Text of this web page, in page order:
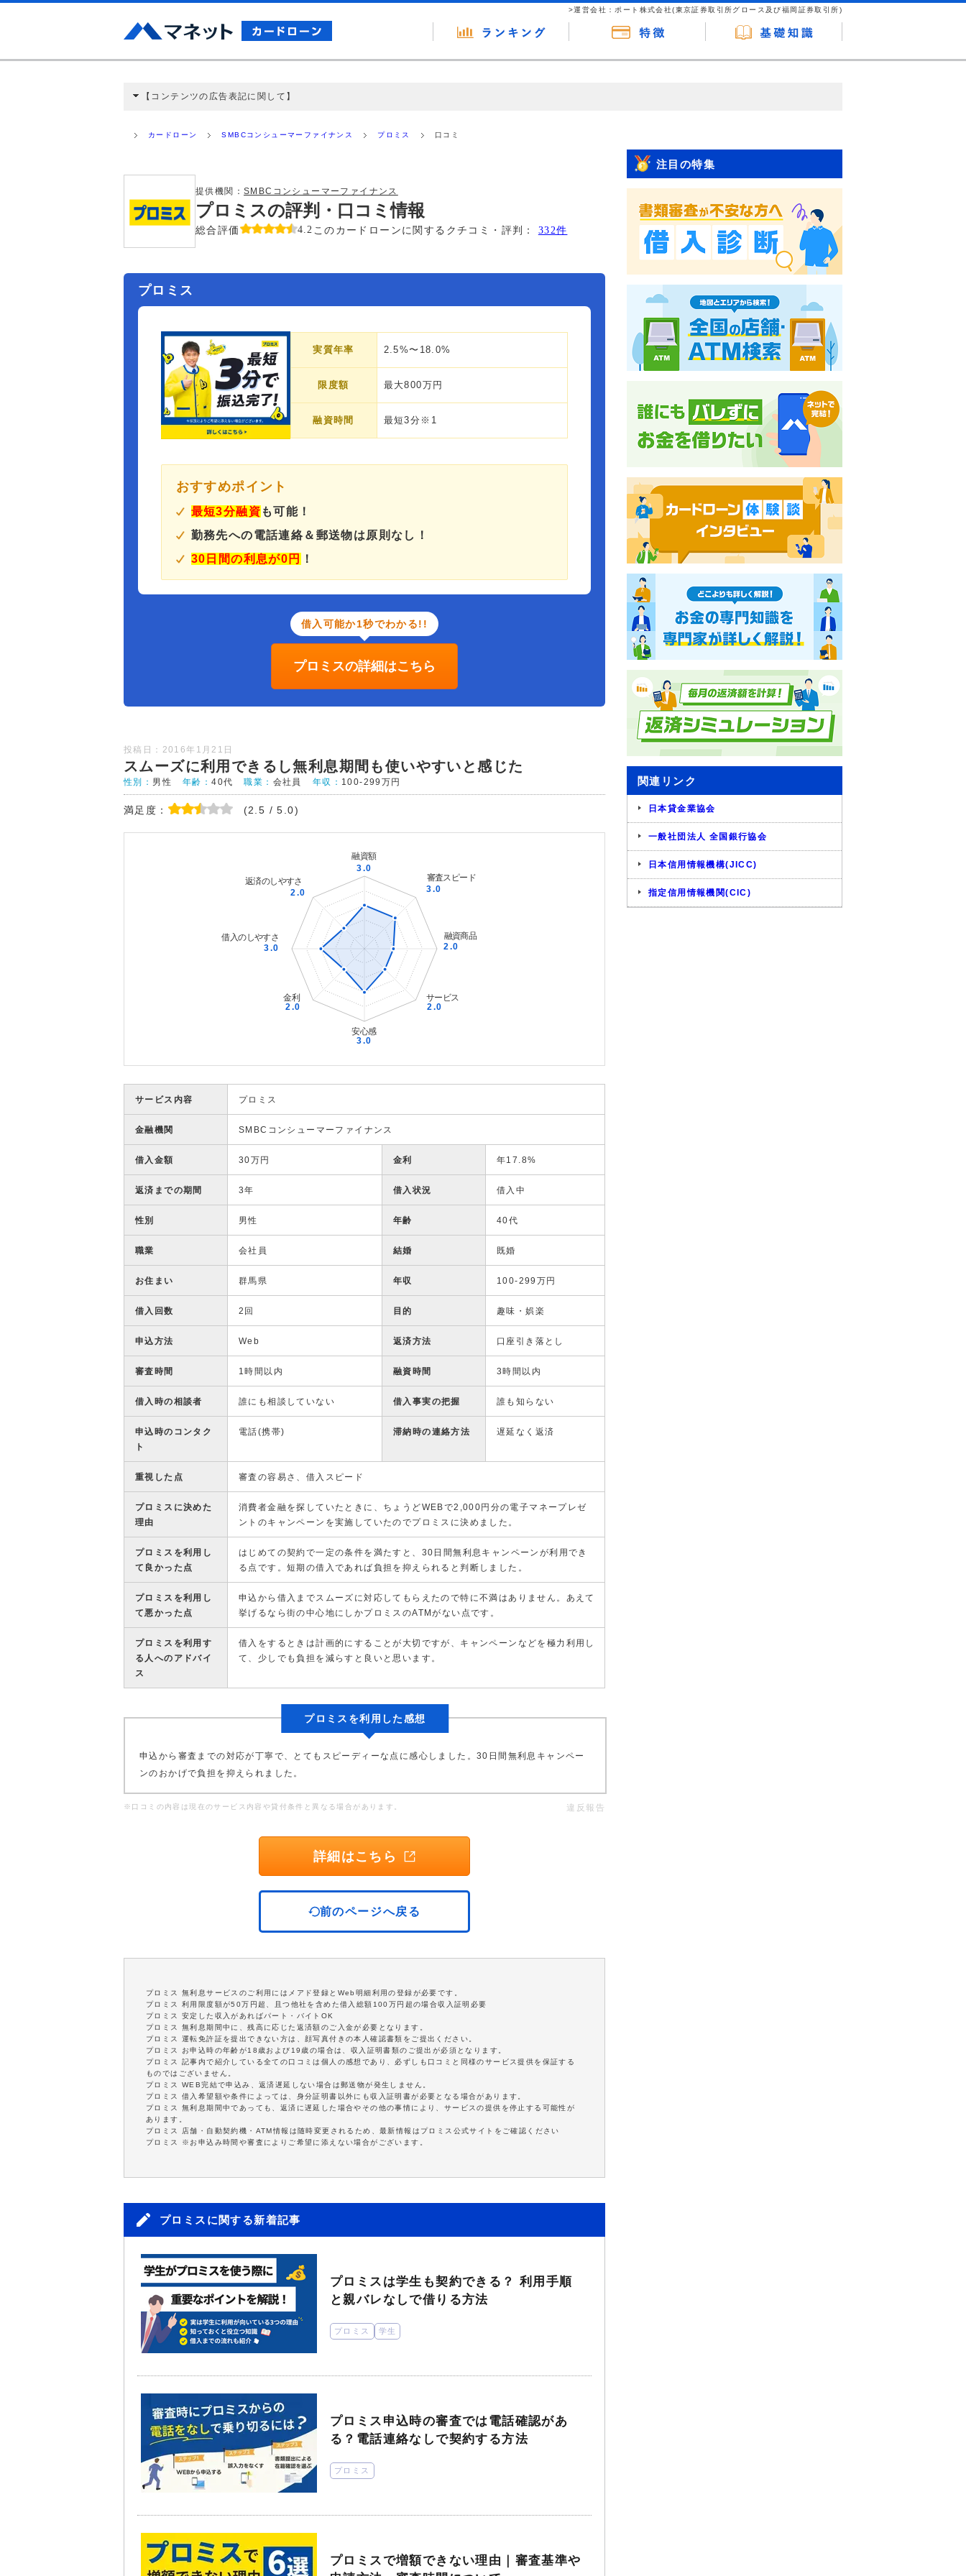
>運営会社：ポート株式会社(東京証券取引所グロース及び福岡証券取引所)
【コンテンツの広告表記に関して】
ミ収集などに基づき、公平性を担保した情報提供を行っています。
カードローン SMBCコンシューマーファイナンス プロミス 口コミ
提供機関： SMBCコンシューマーファイナンス
プロミスの評判・口コミ情報
総合評価 4.2 このカードローンに関するクチコミ・評判： 332件
プロミス
実質年率 2.5%〜18.0%
限度額 最大800万円
融資時間 最短3分※1
おすすめポイント
最短3分融資 も可能！
勤務先への電話連絡＆郵送物は原則なし！
30日間の利息が0円
！
借入可能か1秒でわかる!!
プロミスの詳細はこちら
投稿日：2016年1月21日
スムーズに利用できるし無利息期間も使いやすいと感じた
性別： 男性 年齢：40代 職業： 会社員 年収： 100-299万円
満足度： (2.5 / 5.0)
サービス内容 プロミス
金融機関 SMBCコンシューマーファイナンス
借入金額 30万円 金利 年17.8%
返済までの期間 3年 借入状況 借入中
性別 男性 年齢 40代
職業 会社員 結婚 既婚
お住まい 群馬県 年収 100-299万円
借入回数 2回 目的 趣味・娯楽
申込方法 Web 返済方法 口座引き落とし
審査時間 1時間以内 融資時間 3時間以内
借入時の相談者 誰にも相談していない 借入事実の把握 誰も知らない
申込時のコンタク
ト
電話(携帯) 滞納時の連絡方法 遅延なく返済
重視した点 審査の容易さ、借入スピード
プロミスに決めた
理由
消費者金融を探していたときに、ちょうどWEBで2,000円分の電子マネープレゼ
ントのキャンペーンを実施していたのでプロミスに決めました。
プロミスを利用し
て良かった点
はじめての契約で一定の条件を満たすと、30日間無利息キャンペーンが利用でき
る点です。短期の借入であれば負担を抑えられると判断しました。
プロミスを利用し
て悪かった点
申込から借入までスムーズに対応してもらえたので特に不満はありません。あえて
挙げるなら街の中心地にしかプロミスのATMがない点です。
プロミスを利用す
る人へのアドバイ
ス
借入をするときは計画的にすることが大切ですが、キャンペーンなどを極力利用し
て、少しでも負担を減らすと良いと思います。
プロミスを利用した感想
申込から審査までの対応が丁寧で、とてもスピーディーな点に感心しました。30日間無利息キャンペー
ンのおかげで負担を抑えられました。
※口コミの内容は現在のサービス内容や貸付条件と異なる場合があります。 違反報告
詳細はこちら
前のページへ戻る
プロミス 無利息サービスのご利用にはメアド登録とWeb明細利用の登録が必要です。
プロミス 利用限度額が50万円超、且つ他社を含めた借入総額100万円超の場合収入証明必要
プロミス 安定した収入があればパート・バイトOK
プロミス 無利息期間中に、残高に応じた返済額のご入金が必要となります。
プロミス 運転免許証を提出できない方は、顔写真付きの本人確認書類をご提出ください。
プロミス お申込時の年齢が18歳および19歳の場合は、収入証明書類のご提出が必須となります。
プロミス 記事内で紹介している全ての口コミは個人の感想であり、必ずしも口コミと同様のサービス提供を保証する
ものではございません。
プロミス WEB完結で申込み、返済遅延しない場合は郵送物が発生しません。
プロミス 借入希望額や条件によっては、身分証明書以外にも収入証明書が必要となる場合があります。
プロミス 無利息期間中であっても、返済に遅延した場合やその他の事情により、サービスの提供を停止する可能性が
あります。
プロミス 店舗・自動契約機・ATM情報は随時変更されるため、最新情報はプロミス公式サイトをご確認ください
プロミス ※お申込み時間や審査によりご希望に添えない場合がございます。
プロミスに関する新着記事
プロミスは学生も契約できる？ 利用手順
と親バレなしで借りる方法
プロミス 学生
プロミス申込時の審査では電話確認があ
る？電話連絡なしで契約する方法
プロミス
プロミスで増額できない理由｜審査基準や
注目の特集
関連リンク
日本貸金業協会
一般社団法人 全国銀行協会
日本信用情報機構(JICC)
指定信用情報機関(CIC)